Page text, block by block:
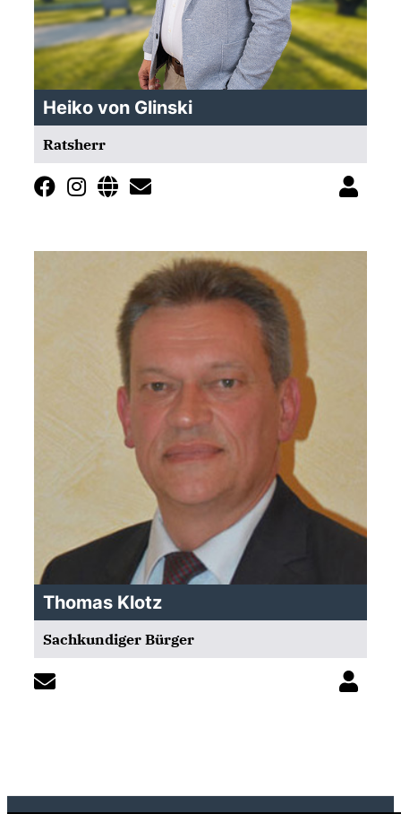
Heiko von Glinski
Ratsherr
Thomas Klotz
Sachkundiger Bürger